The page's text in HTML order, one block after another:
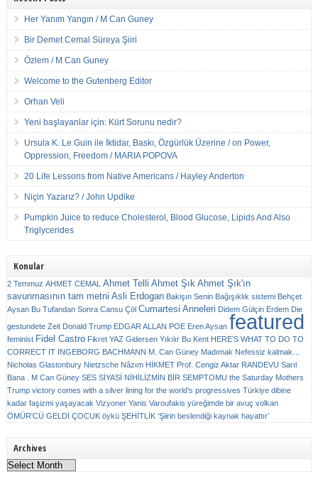
Her Yanım Yangın / M Can Guney
Bir Demet Cemal Süreya Şiiri
Özlem / M Can Guney
Welcome to the Gutenberg Editor
Orhan Veli
Yeni başlayanlar için: Kürt Sorunu nedir?
Ursula K. Le Guin ile İktidar, Baskı, Özgürlük Üzerine / on Power,
Oppression, Freedom / MARIA POPOVA
20 Life Lessons from Native Americans / Hayley Anderton
Niçin Yazarız? / John Updike
Pumpkin Juice to reduce Cholesterol, Blood Glucose, Lipids And Also
Triglycerides
Konular
2 Temmuz AHMET CEMAL Ahmet Telli Ahmet Şık Ahmet Şık'ın
savunmasının tam metni Asli Erdogan Bakişın Senin Bağışıklık sistemi Behçet
Aysan Bu Tufandan Sonra Cansu Çöl Cumartesi Anneleri Didem Gülçin Erdem Die
gestundete Zeit Donald Trump EDGAR ALLAN POE Eren Aysan featured
feminist Fidel Castro Fikret YAZ Gidersen Yıkılır Bu Kent HERE’S WHAT TO DO TO
CORRECT IT INGEBORG BACHMANN M. Can Güney Madımak Nefessiz kalmak…
Nicholas Glastonbury Nietzsche Nâzım HİKMET Prof. Cengiz Aktar RANDEVU Sarıl
Bana . M Can Güney SES SİYASİ NİHİLİZMİN BİR SEMPTOMU the Saturday Mothers
Trump victory comes with a silver lining for the world’s progressives Türkiye dibine
kadar faşizmi yaşayacak Vizyoner Yanis Varoufakis yüreğimde bir avuç volkan
ÖMÜR'CÜ GELDİ ÇOCUK öykü ŞEHİTLİK ‘Şiirin beslendiği kaynak hayattır’
Archives
Archives